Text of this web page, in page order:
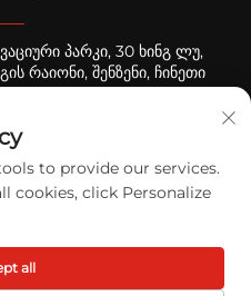
პარკი, 30 ხინგ ლუ,
რაიონი, შენზენი, ჩინეთი
LOGISTICS LTD. ყველა
პოლიტიკა
to provide our services.
cookies, click Personalize
all